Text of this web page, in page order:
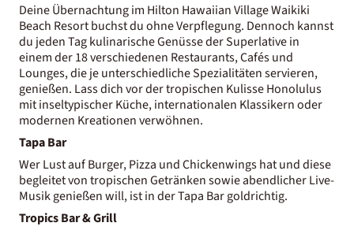
Deine Übernachtung im Hilton Hawaiian Village Waikiki
Beach Resort buchst du ohne Verpflegung. Dennoch kannst
du jeden Tag kulinarische Genüsse der Superlative in
einem der 18 verschiedenen Restaurants, Cafés und
Lounges, die je unterschiedliche Spezialitäten servieren,
genießen. Lass dich vor der tropischen Kulisse Honolulus
mit inseltypischer Küche, internationalen Klassikern oder
modernen Kreationen verwöhnen.
Tapa Bar
Wer Lust auf Burger, Pizza und Chickenwings hat und diese
begleitet von tropischen Getränken sowie abendlicher Live-
Musik genießen will, ist in der Tapa Bar goldrichtig.
Tropics Bar & Grill